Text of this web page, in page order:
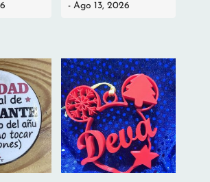
- Ago 13, 2026